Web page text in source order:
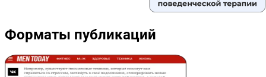
Форматы публикаций